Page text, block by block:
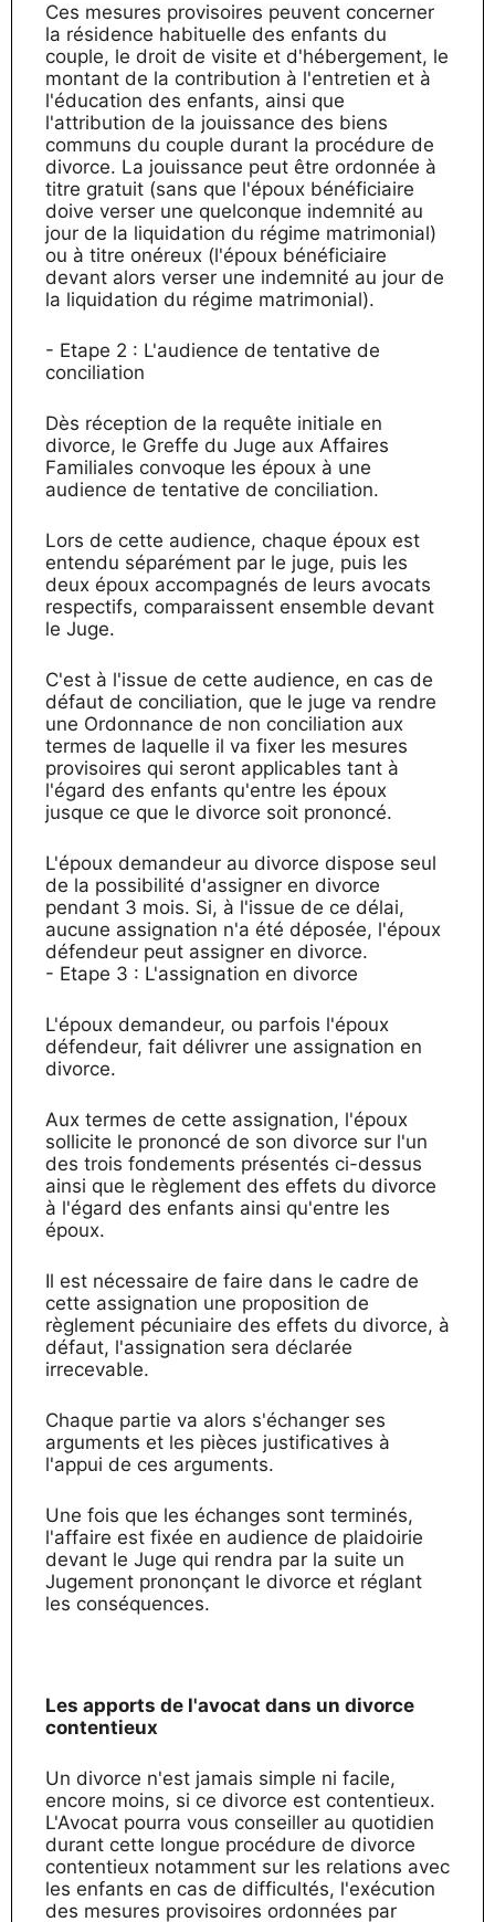
Ces mesures provisoires peuvent concerner
la résidence habituelle des enfants du
couple, le droit de visite et d'hébergement, le
montant de la contribution à l'entretien et à
l'éducation des enfants, ainsi que
l'attribution de la jouissance des biens
communs du couple durant la procédure de
divorce. La jouissance peut être ordonnée à
titre gratuit (sans que l'époux bénéficiaire
doive verser une quelconque indemnité au
jour de la liquidation du régime matrimonial)
ou à titre onéreux (l'époux bénéficiaire
devant alors verser une indemnité au jour de
la liquidation du régime matrimonial).
- Etape 2 : L'audience de tentative de
conciliation
Dès réception de la requête initiale en
divorce, le Greffe du Juge aux Affaires
Familiales convoque les époux à une
audience de tentative de conciliation.
Lors de cette audience, chaque époux est
entendu séparément par le juge, puis les
deux époux accompagnés de leurs avocats
respectifs, comparaissent ensemble devant
le Juge.
C'est à l'issue de cette audience, en cas de
défaut de conciliation, que le juge va rendre
une Ordonnance de non conciliation aux
termes de laquelle il va fixer les mesures
provisoires qui seront applicables tant à
l'égard des enfants qu'entre les époux
jusque ce que le divorce soit prononcé.
L'époux demandeur au divorce dispose seul
de la possibilité d'assigner en divorce
pendant 3 mois. Si, à l'issue de ce délai,
aucune assignation n'a été déposée, l'époux
défendeur peut assigner en divorce.
- Etape 3 : L'assignation en divorce
L'époux demandeur, ou parfois l'époux
défendeur, fait délivrer une assignation en
divorce.
Aux termes de cette assignation, l'époux
sollicite le prononcé de son divorce sur l'un
des trois fondements présentés ci-dessus
ainsi que le règlement des effets du divorce
à l'égard des enfants ainsi qu'entre les
époux.
Il est nécessaire de faire dans le cadre de
cette assignation une proposition de
règlement pécuniaire des effets du divorce, à
défaut, l'assignation sera déclarée
irrecevable.
Chaque partie va alors s'échanger ses
arguments et les pièces justificatives à
l'appui de ces arguments.
Une fois que les échanges sont terminés,
l'affaire est fixée en audience de plaidoirie
devant le Juge qui rendra par la suite un
Jugement prononçant le divorce et réglant
les conséquences.
Les apports de l'avocat dans un divorce
contentieux
Un divorce n'est jamais simple ni facile,
encore moins, si ce divorce est contentieux.
L'Avocat pourra vous conseiller au quotidien
durant cette longue procédure de divorce
contentieux notamment sur les relations avec
les enfants en cas de difficultés, l'exécution
des mesures provisoires ordonnées par